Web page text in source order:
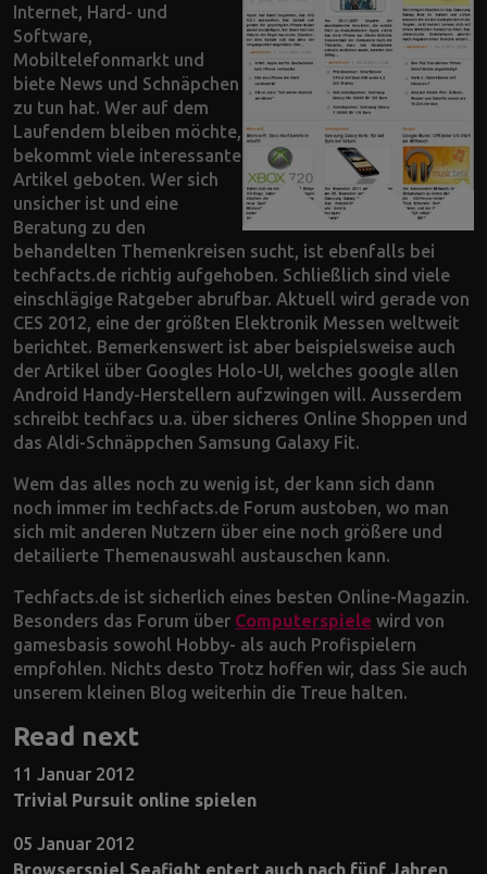
Internet, Hard- und
Software,
Mobiltelefonmarkt und
biete News und Schnäpchen
zu tun hat. Wer auf dem
Laufendem bleiben möchte,
bekommt viele interessante
Artikel geboten. Wer sich
unsicher ist und eine
Beratung zu den
behandelten Themenkreisen sucht, ist ebenfalls bei
techfacts.de richtig aufgehoben. Schließlich sind viele
einschlägige Ratgeber abrufbar. Aktuell wird gerade von
CES 2012, eine der größten Elektronik Messen weltweit
berichtet. Bemerkenswert ist aber beispielsweise auch
der Artikel über Googles Holo-UI, welches google allen
Android Handy-Herstellern aufzwingen will. Ausserdem
schreibt techfacs u.a. über sicheres Online Shoppen und
das Aldi-Schnäppchen Samsung Galaxy Fit.
Wem das alles noch zu wenig ist, der kann sich dann
noch immer im techfacts.de Forum austoben, wo man
sich mit anderen Nutzern über eine noch größere und
detailierte Themenauswahl austauschen kann.
Techfacts.de ist sicherlich eines besten Online-Magazin.
Besonders das Forum über Computerspiele wird von
gamesbasis sowohl Hobby- als auch Profispielern
empfohlen. Nichts desto Trotz hoffen wir, dass Sie auch
unserem kleinen Blog weiterhin die Treue halten.
Read next
11 Januar 2012
Trivial Pursuit online spielen
05 Januar 2012
Browserspiel Seafight entert auch nach fünf Jahren